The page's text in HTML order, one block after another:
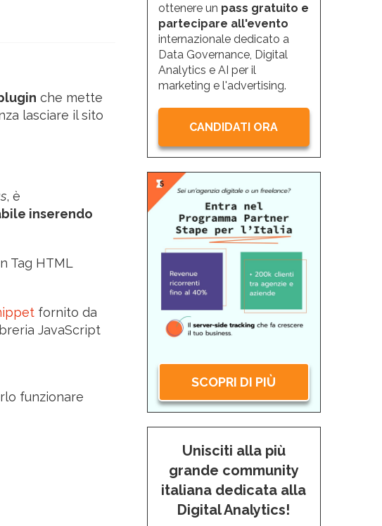
che mette
lasciare il sito
, è
inserendo
Tag HTML
fornito da
JavaScript
funzionare
ottenere un pass gratuito e
partecipare all'evento
internazionale dedicato a
Data Governance, Digital
Analytics e AI per il
marketing e l'advertising.
CANDIDATI ORA
SCOPRI DI PIÙ
Unisciti alla più
grande community
italiana dedicata alla
Digital Analytics!